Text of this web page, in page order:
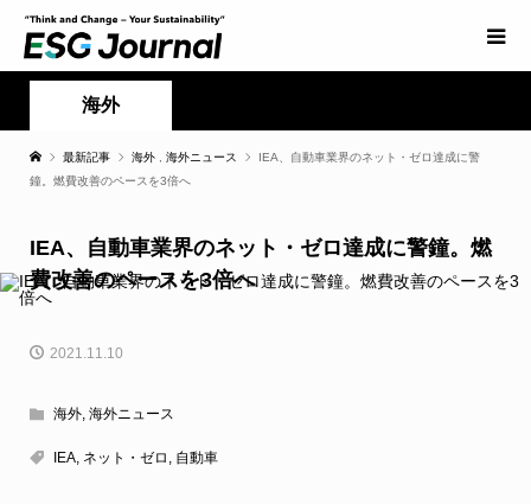
海外
最新記事 海外 海外ニュース
IEA、自動車業界のネット・ゼロ達成に警
鐘。燃費改善のペースを3倍へ
IEA、自動車業界のネット・ゼロ達成に警鐘。燃
費改善のペースを3倍へ
2021.11.10
海外, 海外ニュース
IEA, ネット・ゼロ , 自動車